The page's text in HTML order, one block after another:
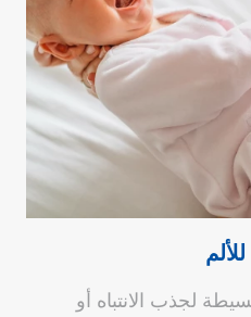
لجذب الانتباه أو